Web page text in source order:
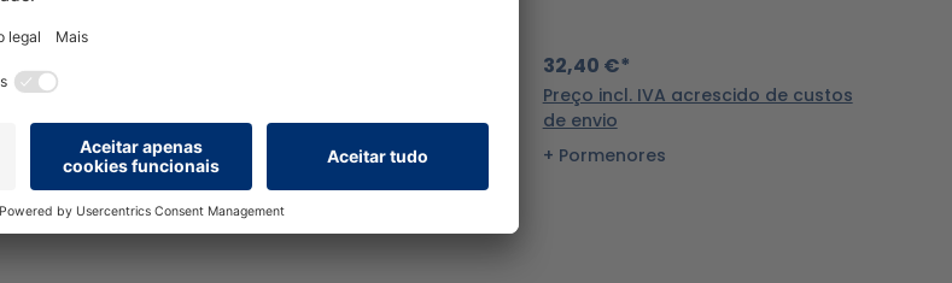
de custos
de envio
Pormenores
32,40 €*
Preço incl. IVA acrescido de custos
de envio
Pormenores